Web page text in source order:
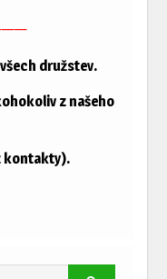
družstev.
z našeho
kontakty).